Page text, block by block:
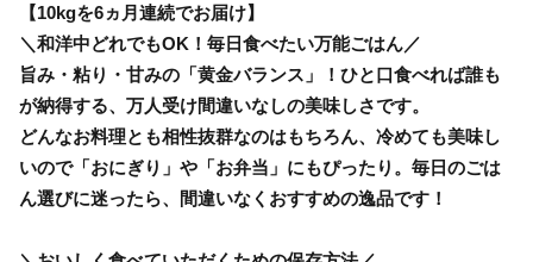
【10kgを6ヵ月連続でお届け】
＼和洋中どれでもOK！毎日食べたい万能ごはん／
旨み・粘り・甘みの「黄金バランス」！ひと口食べれば誰も
が納得する、万人受け間違いなしの美味しさです。
どんなお料理とも相性抜群なのはもちろん、冷めても美味し
いので「おにぎり」や「お弁当」にもぴったり。毎日のごは
ん選びに迷ったら、間違いなくおすすめの逸品です！